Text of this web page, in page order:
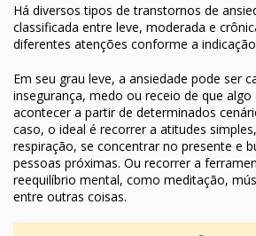
Há diversos tipos de transtornos de
classificada entre leve, moderada e
diferentes atenções conforme a
Em seu grau leve, a ansiedade pode ser
insegurança, medo ou receio de que algo
acontecer a partir de determinados
caso, o ideal é recorrer a atitudes
respiração, se concentrar no presente e
pessoas próximas. Ou recorrer a
reequilíbrio mental, como meditação,
entre outras coisas.